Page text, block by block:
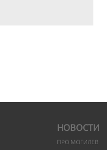
НОВОСТИ
ПРО МОГИЛЕВ